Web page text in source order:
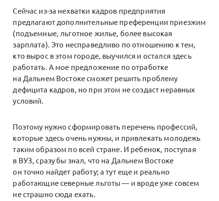
Сейчас из-за нехватки кадров предприятия
предлагают дополнительные преференции приезжим
(подъемные, льготное жилье, более высокая
зарплата). Это несправедливо по отношению к тем,
кто вырос в этом городе, выучился и остался здесь
работать. А мое предложение по отработке
на Дальнем Востоке сможет решить проблему
дефицита кадров, но при этом не создаст неравных
условий.
Поэтому нужно сформировать перечень профессий,
которые здесь очень нужны, и привлекать молодежь
таким образом по всей стране. И ребенок, поступая
в ВУЗ, сразу бы знал, что на Дальнем Востоке
он точно найдет работу; а тут еще и реально
работающие северные льготы — и вроде уже совсем
не страшно сюда ехать.